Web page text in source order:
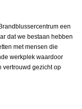
een
dat we bestaan hebben
met mensen die
werkplek waardoor
vertrouwd gezicht op